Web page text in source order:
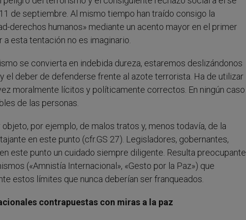
de septiembre. Al mismo tiempo han traído consigo la
derechos humanos» mediante un acento mayor en el primer
esta tentación no es imaginario.
se convierta en indebida dureza, estaremos deslizándonos
el deber de defenderse frente al azote terrorista. Ha de utilizar
moralmente lícitos y políticamente correctos. En ningún caso
de las personas.
por ejemplo, de malos tratos y, menos todavía, de la
en este punto (cfr.GS 27). Legisladores, gobernantes,
este punto un cuidado siempre diligente. Resulta preocupante
(«Amnistía Internacional», «Gesto por la Paz») que
estos límites que nunca deberían ser franqueados.
contrapuestas con miras a la paz